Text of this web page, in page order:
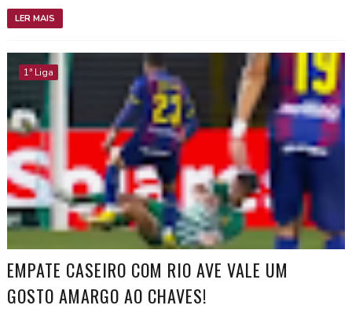
LER MAIS
1ª Liga
EMPATE CASEIRO COM RIO AVE VALE UM
GOSTO AMARGO AO CHAVES!